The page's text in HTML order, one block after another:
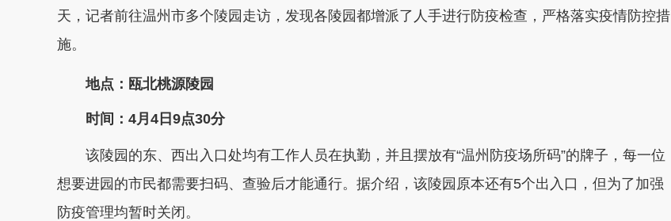
天，记者前往温州市多个陵园走访，发现各陵园都增派了人手进行防疫检查，严格落实疫情防控措
施。
地点：瓯北桃源陵园
时间：4月4日9点30分
该陵园的东、西出入口处均有工作人员在执勤，并且摆放有“温州防疫场所码”的牌子，每一位
想要进园的市民都需要扫码、查验后才能通行。据介绍，该陵园原本还有5个出入口，但为了加强
防疫管理均暂时关闭。